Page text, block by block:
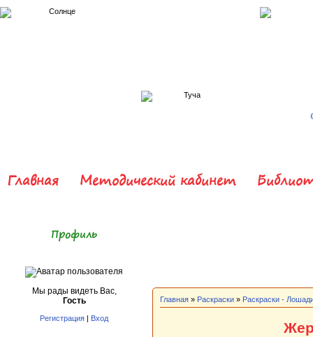
Главная Методический кабинет
Профиль
Мы рады видеть Вас,
Гость
Регистрация | Вход
Главная » Раскраски » Раскраски -